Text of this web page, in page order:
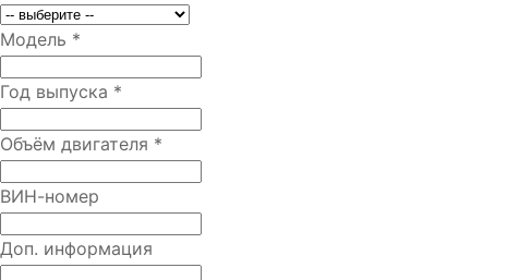
Модель *
Год выпуска *
Объём двигателя *
ВИН-номер
Доп. информация